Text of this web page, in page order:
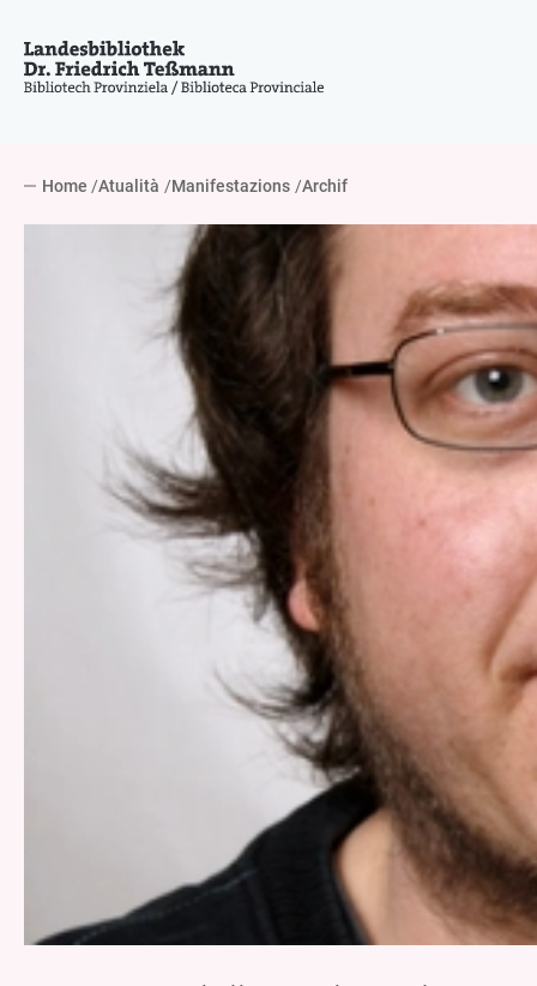
Home Atualità Manifestazions Archif